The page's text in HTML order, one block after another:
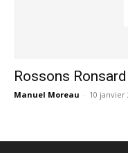
Rossons Ronsard
Manuel Moreau - 10 janvier